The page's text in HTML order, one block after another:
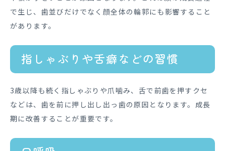
で生じ、歯並びだけでなく顔全体の輪郭にも影響すること
があります。
指しゃぶりや舌癖などの習慣
3歳以降も続く指しゃぶりや爪噛み、舌で前歯を押すクセ
などは、歯を前に押し出し出っ歯の原因となります。成長
期に改善することが重要です。